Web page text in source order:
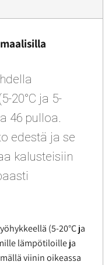
20°C ja 5-
46 pulloa.
edestä ja se
kalusteisiin
(5-20°C ja
lämpötiloille ja
viinin oikeassa